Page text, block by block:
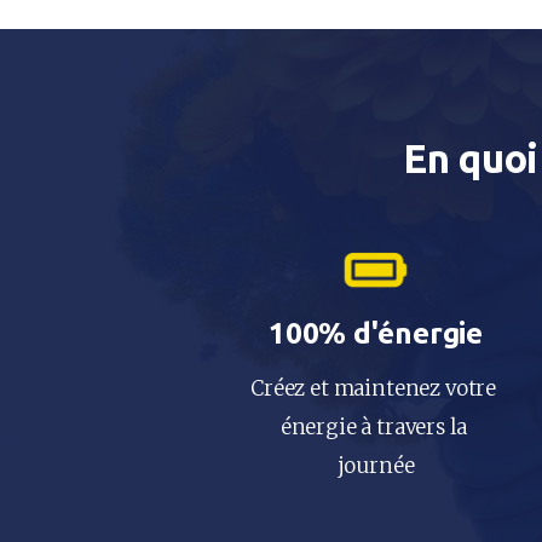
En
100% d'énergie
Créez et maintenez votre
énergie à travers la
journée